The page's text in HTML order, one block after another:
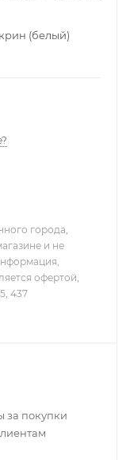
(белый)
города,
и не
офертой,
437
за покупки